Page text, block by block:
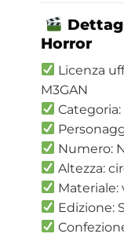
Horror
Licenza
M3GAN
Numero:
Altezza:
Materiale:
Edizione: